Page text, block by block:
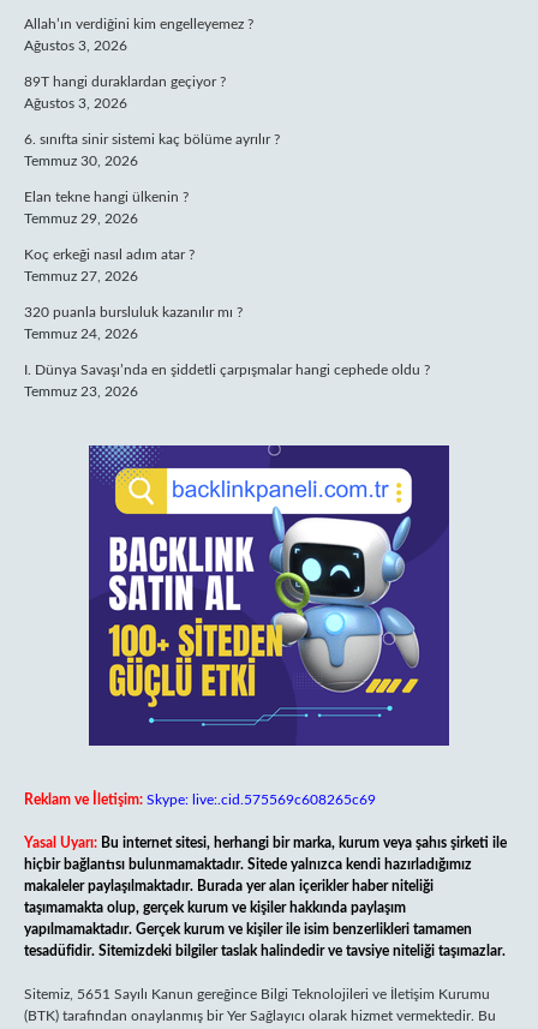
Allah’ın verdiğini kim engelleyemez ?
Ağustos 3, 2026
89T hangi duraklardan geçiyor ?
Ağustos 3, 2026
6. sınıfta sinir sistemi kaç bölüme ayrılır ?
Temmuz 30, 2026
Elan tekne hangi ülkenin ?
Temmuz 29, 2026
Koç erkeği nasıl adım atar ?
Temmuz 27, 2026
320 puanla bursluluk kazanılır mı ?
Temmuz 24, 2026
I. Dünya Savaşı’nda en şiddetli çarpışmalar hangi cephede oldu ?
Temmuz 23, 2026
Reklam ve İletişim: Skype: live:.cid.575569c608265c69
Yasal Uyarı: Bu internet sitesi, herhangi bir marka, kurum veya şahıs şirketi ile
hiçbir bağlantısı bulunmamaktadır. Sitede yalnızca kendi hazırladığımız
makaleler paylaşılmaktadır. Burada yer alan içerikler haber niteliği
taşımamakta olup, gerçek kurum ve kişiler hakkında paylaşım
yapılmamaktadır. Gerçek kurum ve kişiler ile isim benzerlikleri tamamen
tesadüfidir. Sitemizdeki bilgiler taslak halindedir ve tavsiye niteliği taşımazlar.
Sitemiz, 5651 Sayılı Kanun gereğince Bilgi Teknolojileri ve İletişim Kurumu
(BTK) tarafından onaylanmış bir Yer Sağlayıcı olarak hizmet vermektedir. Bu